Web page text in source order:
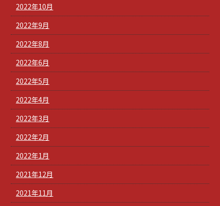
2022年10月
2022年9月
2022年8月
2022年6月
2022年5月
2022年4月
2022年3月
2022年2月
2022年1月
2021年12月
2021年11月